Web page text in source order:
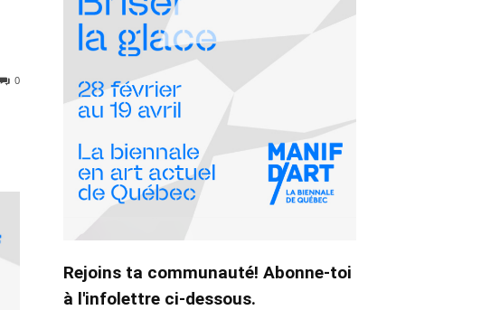
0
Rejoins ta communauté! Abonne-toi
à l'infolettre ci-dessous.